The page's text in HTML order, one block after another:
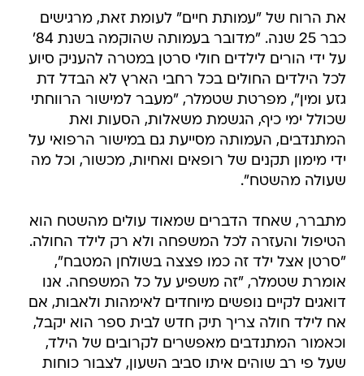
את הרוח של "עמותת חיים" לעומת זאת, מרגישים
כבר 25 שנה. "מדובר בעמותה שהוקמה בשנת 84'
על ידי הורים לילדים חולי סרטן במטרה להעניק סיוע
לכל הילדים החולים בכל רחבי הארץ לא הבדל דת
גזע ומין", מפרטת שטמלר, "מעבר למישור הרווחתי
שכולל ימי כיף, הגשמת משאלות, הסעות ואת
המתנדבים, העמותה מסייעת גם במישור הרפואי על
ידי מימון תקנים של רופאים ואחיות, מכשור, וכל מה
שעולה מהשטח".
מתברר, שאחד הדברים שמאוד עולים מהשטח הוא
הטיפול והעזרה לכל המשפחה ולא רק לילד החולה.
"סרטן אצל ילד זה כמו פצצה בשולחן המטבח",
אומרת שטמלר, "זה משפיע על כל המשפחה. אנו
דואגים לקיים נופשים מיוחדים לאימהות ולאבות, אם
אח לילד חולה צריך תיק חדש לבית ספר הוא יקבל,
וכאמור המתנדבים מאפשרים לקרובים של הילד,
שעל פי רב שוהים איתו סביב השעון, לצבור כוחות